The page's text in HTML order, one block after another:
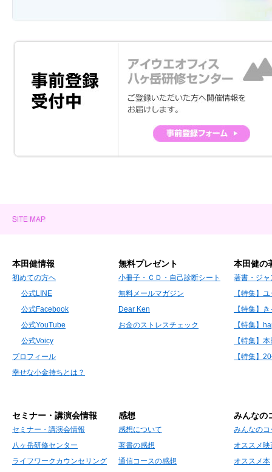
本田健情報
初めての方へ
公式LINE
公式Facebook
公式YouTube
公式Voicy
プロフィール
幸せな小金持ちとは？
無料プレゼント
小冊子・ＣＤ・自己診断シート
無料メールマガジン
Dear Ken
お金のストレスチェック
本田健の
著書・ジャ
【特集】
【特集】
【特集】
【特集】
【特集】
セミナー・講演会情報
セミナー・講演会情報
八ヶ岳研修センター
ライフワークカウンセリング
感想
感想について
著書の感想
通信コースの感想
みんなの
みんなの
オススメ映
オススメ本